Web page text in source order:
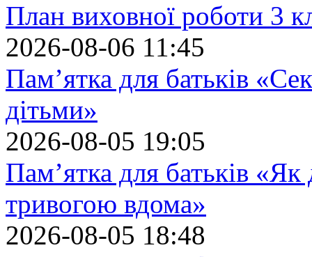
План виховної роботи 3
2026-08-06 11:45
Пам’ятка для батьків
дітьми»
2026-08-05 19:05
Пам’ятка для батьків
тривогою вдома»
2026-08-05 18:48